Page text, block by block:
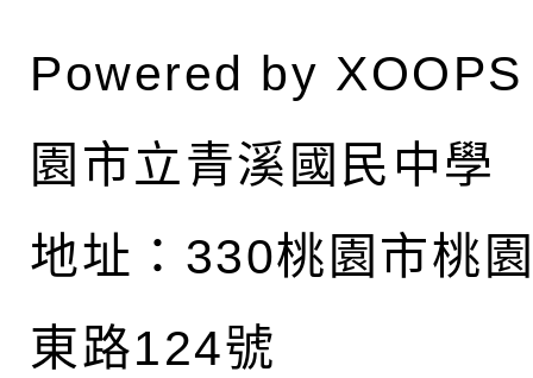
Powered by XOOPS
園市立青溪國民中學
地址： 330桃園市桃
東路124號